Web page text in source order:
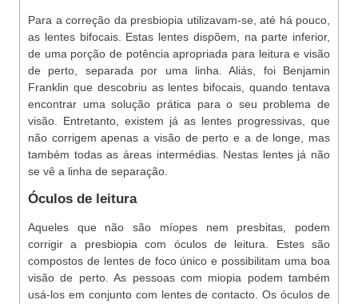
Para a correção da presbiopia utilizavam-se, até há pouco,
as lentes bifocais. Estas lentes dispõem, na parte inferior,
de uma porção de potência apropriada para leitura e visão
de perto, separada por uma linha. Aliás, foi Benjamin
Franklin que descobriu as lentes bifocais, quando tentava
encontrar uma solução prática para o seu problema de
visão. Entretanto, existem já as lentes progressivas, que
não corrigem apenas a visão de perto e a de longe, mas
também todas as áreas intermédias. Nestas lentes já não
se vê a linha de separação.
Óculos de leitura
Aqueles que não são míopes nem presbitas, podem
corrigir a presbiopia com óculos de leitura. Estes são
compostos de lentes de foco único e possibilitam uma boa
visão de perto. As pessoas com miopia podem também
usá-los em conjunto com lentes de contacto. Os óculos de